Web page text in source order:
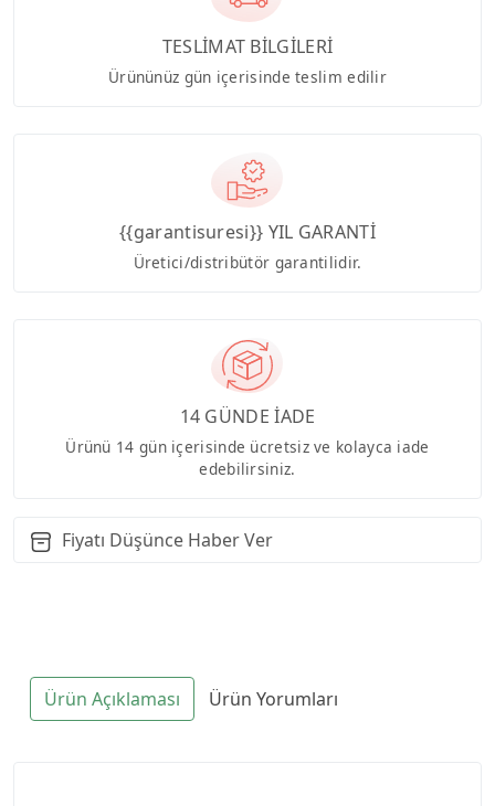
TESLİMAT BİLGİLERİ
Ürününüz gün içerisinde teslim edilir
{{garantisuresi}} YIL GARANTİ
Üretici/distribütör garantilidir.
14 GÜNDE İADE
Ürünü 14 gün içerisinde ücretsiz ve kolayca iade
edebilirsiniz.
Fiyatı Düşünce Haber Ver
Ürün Açıklaması Ürün Yorumları